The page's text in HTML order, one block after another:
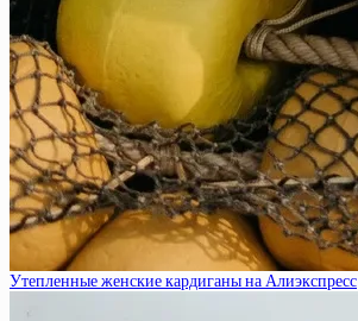
Утепленные женские кардиганы на Алиэкспресс